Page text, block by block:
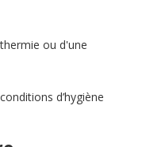
ou d'une
d’hygiène